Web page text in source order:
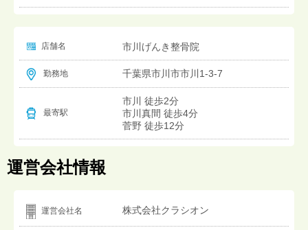
店舗名 市川げんき整骨院
勤務地 千葉県市川市市川1-3-7
最寄駅
市川 徒歩2分
市川真間 徒歩4分
菅野 徒歩12分
運営会社情報
運営会社名 株式会社クラシオン